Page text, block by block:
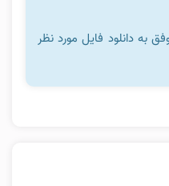
به دانلود فایل مورد نظر